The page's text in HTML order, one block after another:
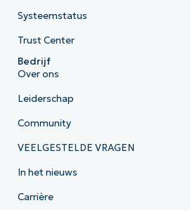
Systeemstatus
Trust Center
Bedrijf
Over ons
Leiderschap
Community
VEELGESTELDE VRAGEN
In het nieuws
Carrière